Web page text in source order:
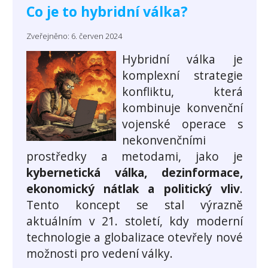
Co je to hybridní válka?
Zveřejněno: 6. červen 2024
Hybridní válka je
komplexní strategie
konfliktu, která
kombinuje konvenční
vojenské operace s
nekonvenčními
prostředky a metodami, jako je
kybernetická válka, dezinformace,
ekonomický nátlak a politický vliv.
Tento koncept se stal výrazně
aktuálním v 21. století, kdy moderní
technologie a globalizace otevřely nové
možnosti pro vedení války.